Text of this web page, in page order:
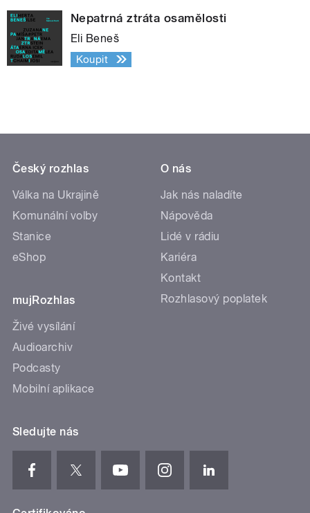
Nepatrná ztráta osamělosti
Eli Beneš
Koupit
Český rozhlas
Válka na Ukrajině
Komunální volby
Stanice
eShop
mujRozhlas
Živé vysílání
Audioarchiv
Podcasty
Mobilní aplikace
O nás
Jak nás naladíte
Nápověda
Lidé v rádiu
Kariéra
Kontakt
Rozhlasový poplatek
Sledujte nás